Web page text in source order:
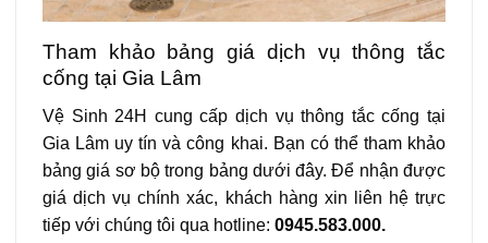
Tham khảo bảng giá dịch vụ thông tắc
cống tại Gia Lâm
Vệ Sinh 24H cung cấp dịch vụ thông tắc cống tại
Gia Lâm uy tín và công khai. Bạn có thể tham khảo
bảng giá sơ bộ trong bảng dưới đây. Để nhận được
giá dịch vụ chính xác, khách hàng xin liên hệ trực
tiếp với chúng tôi qua hotline: 0945.583.000.